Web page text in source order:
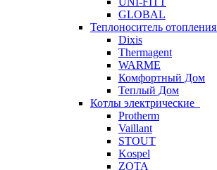
GLOBAL
Теплоноситель отопления
Dixis
Thermagent
WARME
Комфортный Дом
Теплый Дом
Котлы электрические
Protherm
Vaillant
STOUT
Kospel
ZOTA